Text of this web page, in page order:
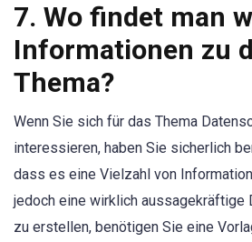
7. Wo findet man
Informationen zu
Thema?
Wenn Sie sich für das Thema
interessieren, haben Sie sicherlich
dass es eine Vielzahl von
jedoch eine wirklich aussagekräftige
zu erstellen, benötigen Sie eine